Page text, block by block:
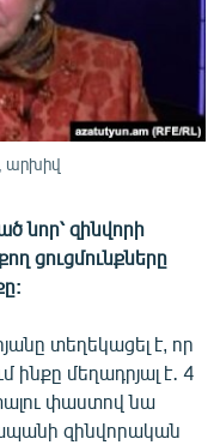
արխիվ
նոր՝ զինվորի
ցուցմունքները
տեղեկացել է, որ
մեղադրյալ է․ 4
փաստով նա
զինվորական